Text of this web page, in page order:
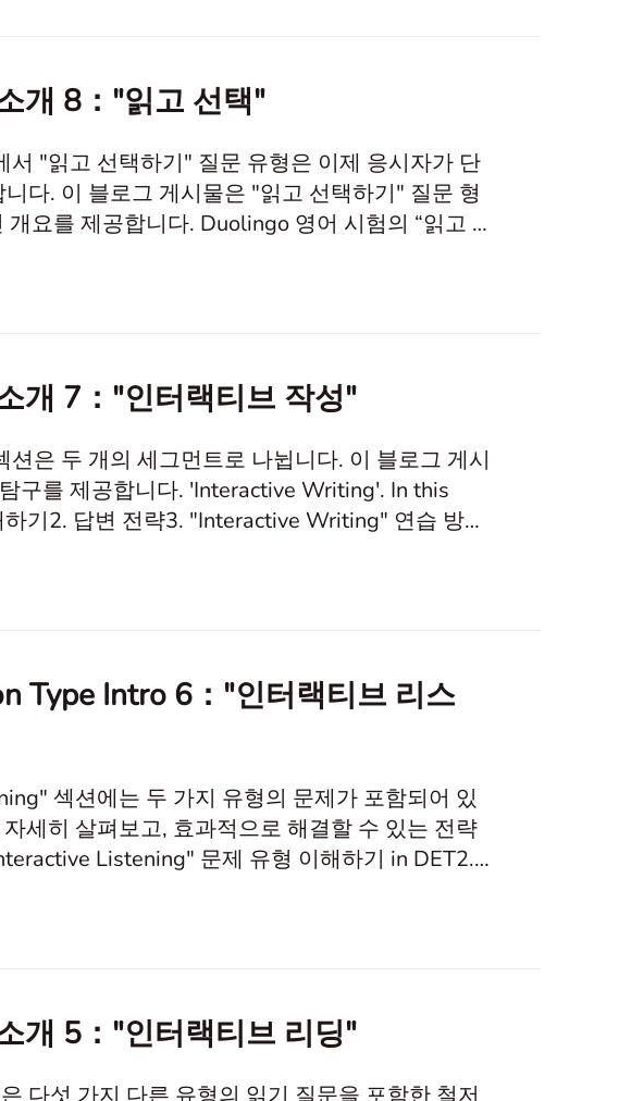
개 8："읽고 선택"
"읽고 선택하기" 질문 유형은 이제 응시자가 단
다. 이 블로그 게시물은 "읽고 선택하기" 질문 형
영어 시험의 “읽고 선
내에 결정해야 합니다. 2024년 4월부터 이 질문
개 7："인터랙티브 작성"
은 두 개의 세그먼트로 나뉩니다. 이 블로그 게시
구를 제공합니다. 'Interactive Writing'. In this
기2. 답변 전략3. "Interactive Writing" 연습 방법
Type Intro 6："인터랙티브 리스
섹션에는 두 가지 유형의 문제가 포함되어 있
세히 살펴보고, 효과적으로 해결할 수 있는 전략
Listening" 문제 유형 이해하기 in DET2.
개 5："인터랙티브 리딩"
다섯 가지 다른 유형의 읽기 질문을 포함한 철저